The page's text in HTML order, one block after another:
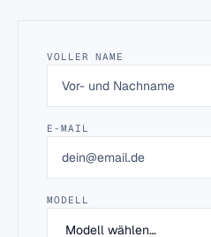
VOLLER NAME
E-MAIL
MODELL